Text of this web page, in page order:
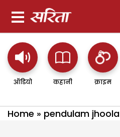
ऑडियो कहानी क्राइम
Home » pendulam jhoola